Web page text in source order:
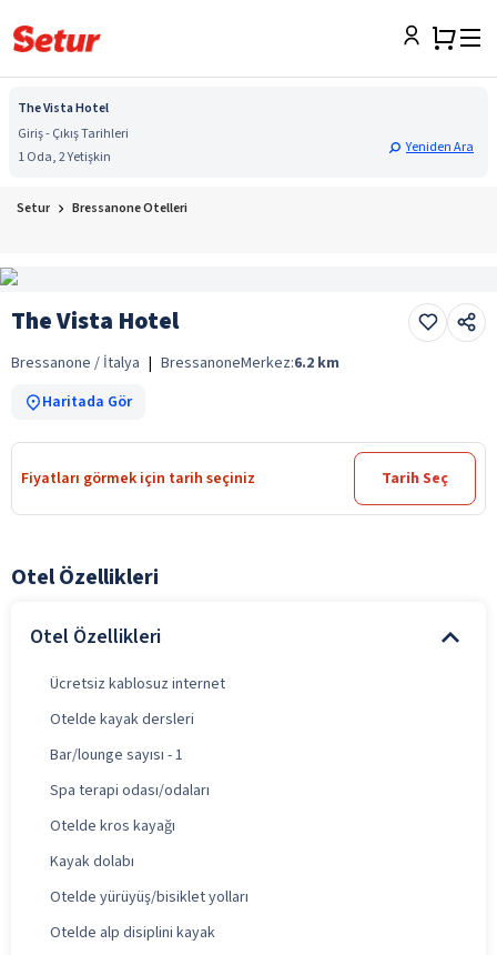
The Vista Hotel
Giriş - Çıkış Tarihleri
1 Oda, 2 Yetişkin
Yeniden Ara
Setur Bressanone Otelleri
The Vista Hotel
Bressanone / İtalya | BressanoneMerkez:6.2 km
Haritada Gör
Fiyatları görmek için tarih seçiniz Tarih Seç
Otel Özellikleri
Otel Özellikleri
Ücretsiz kablosuz internet
Otelde kayak dersleri
Bar/lounge sayısı - 1
Spa terapi odası/odaları
Otelde kros kayağı
Kayak dolabı
Otelde yürüyüş/bisiklet yolları
Otelde alp disiplini kayak